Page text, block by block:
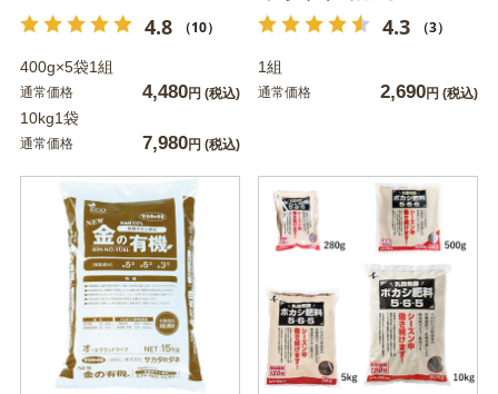
4.8 （10）
400g×5袋1組
通常価格 4,480円 (税込)
10kg1袋
通常価格 7,980円 (税込)
4.3 （3）
1組
通常価格 2,690円 (税込)